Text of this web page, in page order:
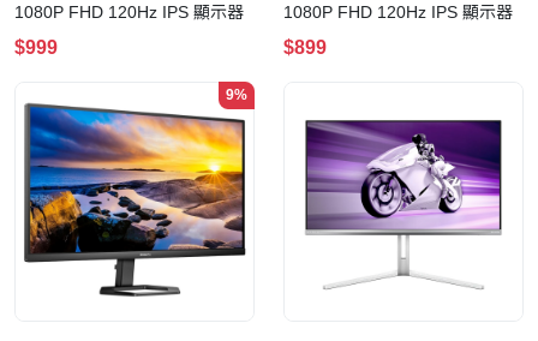
1080P FHD 120Hz IPS 顯示器
$999
1080P FHD 120Hz IPS 顯示器
$899
9%